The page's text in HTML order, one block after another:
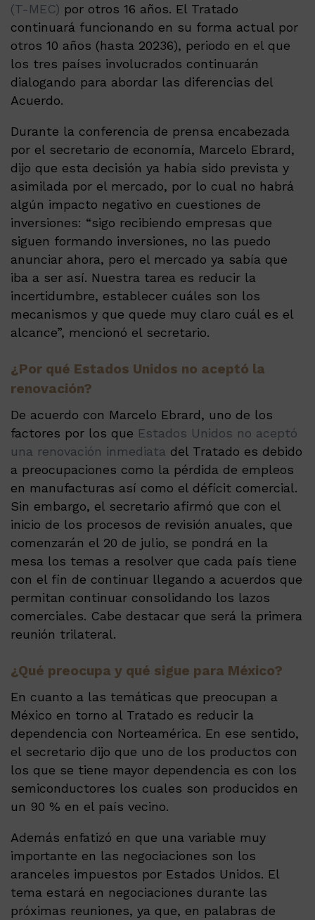
(T-MEC) por otros 16 años. El Tratado
continuará funcionando en su forma actual por
otros 10 años (hasta 20236), periodo en el que
los tres países involucrados continuarán
dialogando para abordar las diferencias del
Acuerdo.
Durante la conferencia de prensa encabezada
por el secretario de economía, Marcelo Ebrard,
dijo que esta decisión ya había sido prevista y
asimilada por el mercado, por lo cual no habrá
algún impacto negativo en cuestiones de
inversiones: “sigo recibiendo empresas que
siguen formando inversiones, no las puedo
anunciar ahora, pero el mercado ya sabía que
iba a ser así. Nuestra tarea es reducir la
incertidumbre, establecer cuáles son los
mecanismos y que quede muy claro cuál es el
alcance”, mencionó el secretario.
¿Por qué Estados Unidos no aceptó la
renovación?
De acuerdo con Marcelo Ebrard, uno de los
factores por los que Estados Unidos no aceptó
una renovación inmediata del Tratado es debido
a preocupaciones como la pérdida de empleos
en manufacturas así como el déficit comercial.
Sin embargo, el secretario afirmó que con el
inicio de los procesos de revisión anuales, que
comenzarán el 20 de julio, se pondrá en la
mesa los temas a resolver que cada país tiene
con el fin de continuar llegando a acuerdos que
permitan continuar consolidando los lazos
comerciales. Cabe destacar que será la primera
reunión trilateral.
¿Qué preocupa y qué sigue para México?
En cuanto a las temáticas que preocupan a
México en torno al Tratado es reducir la
dependencia con Norteamérica. En ese sentido,
el secretario dijo que uno de los productos con
los que se tiene mayor dependencia es con los
semiconductores los cuales son producidos en
un 90 % en el país vecino.
Además enfatizó en que una variable muy
importante en las negociaciones son los
aranceles impuestos por Estados Unidos. El
tema estará en negociaciones durante las
próximas reuniones, ya que, en palabras de